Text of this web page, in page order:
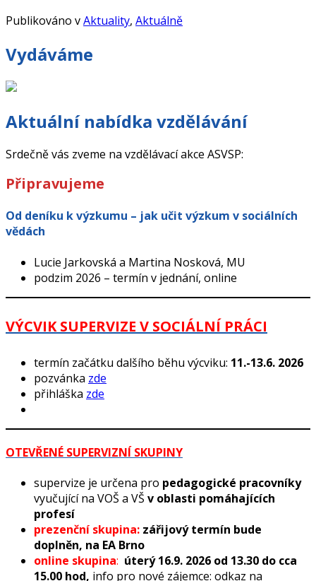
Publikováno vAktuality, Aktuálně
Vydáváme
Aktuální nabídka vzdělávání
Srdečně vás zveme na vzdělávací akce ASVSP:
Připravujeme
Od deníku k výzkumu – jak učit výzkum v sociálních
vědách
Lucie Jarkovská a Martina Nosková, MU
podzim 2026 – termín v jednání, online
VÝCVIK SUPERVIZE V SOCIÁLNÍ PRÁCI
termín začátku dalšího běhu výcviku: 11.-13.6. 2026
pozvánka zde
přihláška zde
OTEVŘENÉ SUPERVIZNÍ SKUPINY
supervize je určena pro pedagogické pracovníky
vyučující na VOŠ a VŠ v oblasti pomáhajících
profesí
prezenční skupina: zářijový termín bude
doplněn, na EA Brno
online skupina: úterý 16.9. 2026 od 13.30 do cca
15.00 hod, info pro nové zájemce: odkaz na